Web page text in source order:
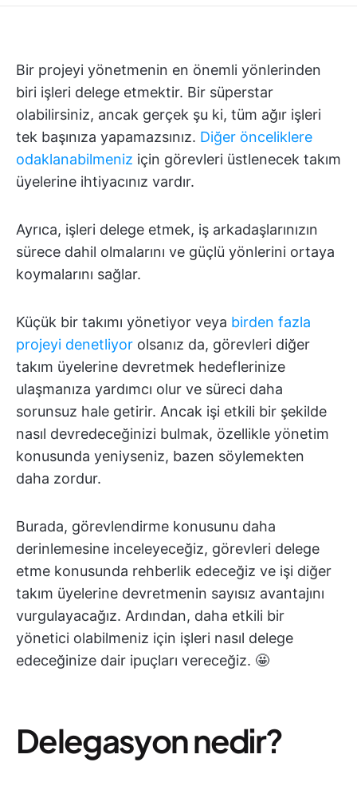
Bir projeyi yönetmenin en önemli yönlerinden
biri işleri delege etmektir. Bir süperstar
olabilirsiniz, ancak gerçek şu ki, tüm ağır işleri
tek başınıza yapamazsınız. Diğer önceliklere
odaklanabilmeniz için görevleri üstlenecek takım
üyelerine ihtiyacınız vardır.
Ayrıca, işleri delege etmek, iş arkadaşlarınızın
sürece dahil olmalarını ve güçlü yönlerini ortaya
koymalarını sağlar.
Küçük bir takımı yönetiyor veya birden fazla
projeyi denetliyor olsanız da, görevleri diğer
takım üyelerine devretmek hedeflerinize
ulaşmanıza yardımcı olur ve süreci daha
sorunsuz hale getirir. Ancak işi etkili bir şekilde
nasıl devredeceğinizi bulmak, özellikle yönetim
konusunda yeniyseniz, bazen söylemekten
daha zordur.
Burada, görevlendirme konusunu daha
derinlemesine inceleyeceğiz, görevleri delege
etme konusunda rehberlik edeceğiz ve işi diğer
takım üyelerine devretmenin sayısız avantajını
vurgulayacağız. Ardından, daha etkili bir
yönetici olabilmeniz için işleri nasıl delege
edeceğinize dair ipuçları vereceğiz. 🤩
Delegasyon nedir?